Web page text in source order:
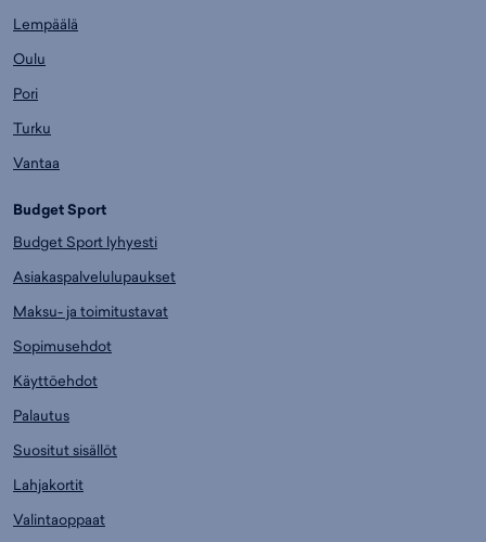
Lempäälä
Oulu
Pori
Turku
Vantaa
Budget Sport
Budget Sport lyhyesti
Asiakaspalvelulupaukset
Maksu- ja toimitustavat
Sopimusehdot
Käyttöehdot
Palautus
Suositut sisällöt
Lahjakortit
Valintaoppaat